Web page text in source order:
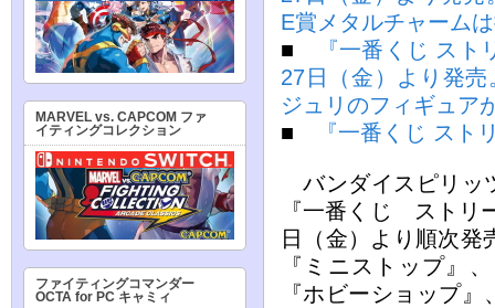
E賞メタルチャーム
■
『一番くじ ス
27日（金）より発
ジュリのフィギュア
■
『一番くじ スト
バンダイスピリッ
『一番くじ ストリ
日（金）より順次発
『ミニストップ』
『ホビーショップ
MARVEL vs. CAPCOM ファ
イティングコレクション
ファイティングコマンダー
OCTA for PC キャミィ